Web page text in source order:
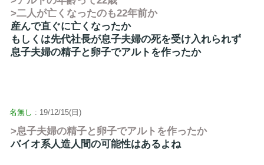
>二人が亡くなったのも22年前か
産んで直ぐに亡くなったか
もしくは先代社長が息子夫婦の死を受け入れられず
息子夫婦の精子と卵子でアルトを作ったか
名無し : 19/12/15(日)
>息子夫婦の精子と卵子でアルトを作ったか
バイオ系人造人間の可能性はあるよね